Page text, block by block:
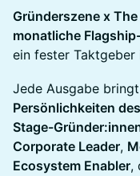
Gründerszene x
monatliche
ein fester Taktgeber
Jede Ausgabe
Persönlichkeiten
Stage-
Corporate Leader,
Ecosystem Enabler,